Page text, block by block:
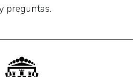
preguntas.